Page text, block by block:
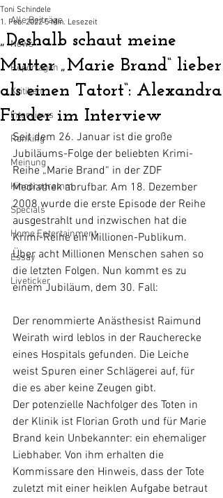
Alle Beiträge
News
Reportagen
Kritiken
Interviews
Ranking
Meinung
Kinoprogramm
Specials
Home Entertainment
Essay
Liveticker
„Deshalb schaut meine
Mutter „Marie Brand“ lieber
als einen Tatort“: Alexandra
Finder im Interview
Toni Schindele
1. Feb. 2022 5 Min. Lesezeit
Seit dem 26. Januar ist die große
Jubiläums-Folge der beliebten Krimi-
Reihe „Marie Brand“ in der ZDF
Mediathek abrufbar. Am 18. Dezember
2008 wurde die erste Episode der Reihe
ausgestrahlt und inzwischen hat die
Krimi-Reihe ein Millionen-Publikum.
Über acht Millionen Menschen sahen so
die letzten Folgen. Nun kommt es zu
einem Jubiläum, dem 30. Fall:
Der renommierte Anästhesist Raimund
Weirath wird leblos in der Raucherecke
eines Hospitals gefunden. Die Leiche
weist Spuren einer Schlägerei auf, für
die es aber keine Zeugen gibt.
Der potenzielle Nachfolger des Toten in
der Klinik ist Florian Groth und für Marie
Brand kein Unbekannter: ein ehemaliger
Liebhaber. Von ihm erhalten die
Kommissare den Hinweis, dass der Tote
zuletzt mit einer heiklen Aufgabe betraut